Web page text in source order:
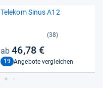
Tele­kom Sinus A12
(38)
46,78 €
19 Angebote vergleichen